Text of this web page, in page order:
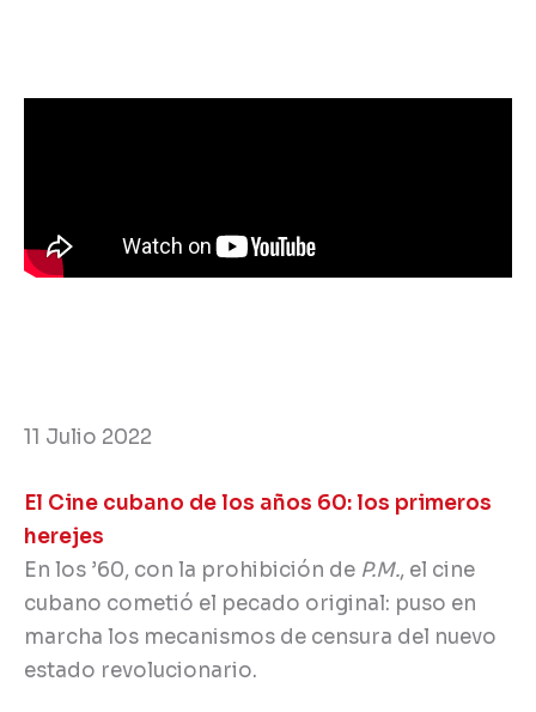
11 Julio 2022
El Cine cubano de los años 60: los primeros
herejes
En los ’60, con la prohibición de P.M., el cine
cubano cometió el pecado original: puso en
marcha los mecanismos de censura del nuevo
estado revolucionario.